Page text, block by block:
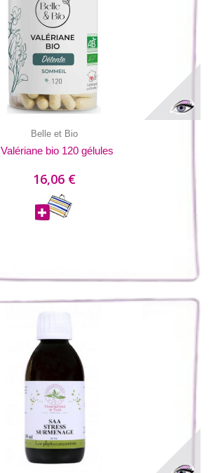
Belle et Bio
Valériane bio 120 gélules
16,06 €